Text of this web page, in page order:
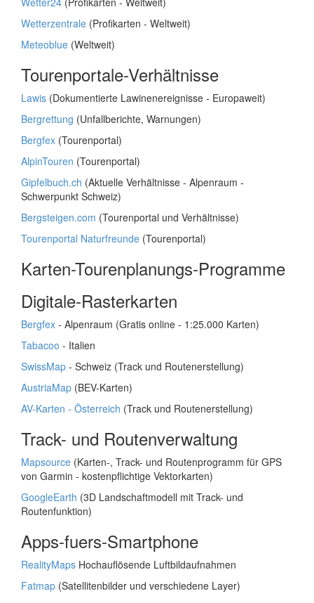
Wetterzentrale (Profikarten - Weltweit)
Meteoblue (Weltweit)
Tourenportale-Verhältnisse
Lawis (Dokumentierte Lawinenereignisse - Europaweit)
Bergrettung (Unfallberichte, Warnungen)
Bergfex (Tourenportal)
AlpinTouren (Tourenportal)
Gipfelbuch.ch (Aktuelle Verhältnisse - Alpenraum -
Schwerpunkt Schweiz)
Bergsteigen.com (Tourenportal und Verhältnisse)
Tourenportal Naturfreunde (Tourenportal)
Karten-Tourenplanungs-Programme
Digitale-Rasterkarten
Bergfex - Alpenraum (Gratis online - 1:25.000 Karten)
Tabacoo - Italien
SwissMap - Schweiz (Track und Routenerstellung)
AustriaMap (BEV-Karten)
AV-Karten - Österreich (Track und Routenerstellung)
Track- und Routenverwaltung
Mapsource (Karten-, Track- und Routenprogramm für GPS
von Garmin - kostenpflichtige Vektorkarten)
GoogleEarth (3D Landschaftmodell mit Track- und
Routenfunktion)
Apps-fuers-Smartphone
RealityMaps Hochauflösende Luftbildaufnahmen
Fatmap (Satellitenbilder und verschiedene Layer)